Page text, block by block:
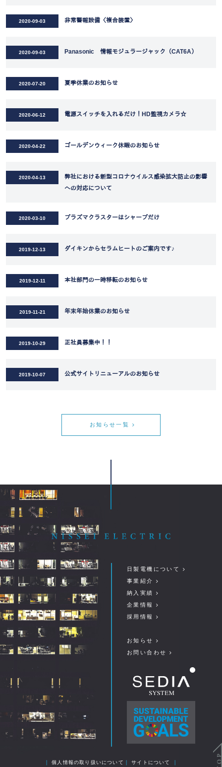
2020-09-03 非常警報設備〈複合装置〉
2020-09-03 Panasonic 情報モジュラージャック（CAT6A）
2020-07-20 夏季休業のお知らせ
2020-06-12 電源スイッチを入れるだけ！HD監視カメラ☆
2020-04-22 ゴールデンウィーク休暇のお知らせ
2020-04-13
弊社における新型コロナウイルス感染拡大防止の影響
への対応について
2020-03-10 プラズマクラスターはシャープだけ
2019-12-13 ダイキンからセラムヒートのご案内です♪
2019-12-11 本社部門の一時移転のお知らせ
2019-11-21 年末年始休業のお知らせ
2019-10-29 正社員募集中！！
2019-10-07 公式サイトリニューアルのお知らせ
お知らせ一覧
日製電機について
事業紹介
納入実績
企業情報
採用情報
お知らせ
お問い合わせ
個人情報の取り扱いについて サイトについて